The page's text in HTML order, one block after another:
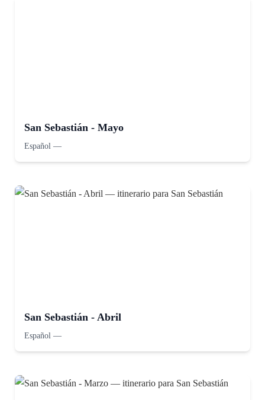
San Sebastián - Mayo
Español —
San Sebastián - Abril
Español —